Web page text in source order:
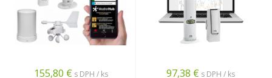
155,80 € s DPH / ks
97,38 € s DPH / ks